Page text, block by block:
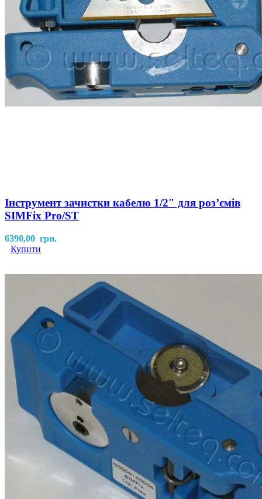
Інструмент зачистки кабелю 1/2″ для розʼємів
SIMFix Pro/ST
6390,00 грн.
Купити